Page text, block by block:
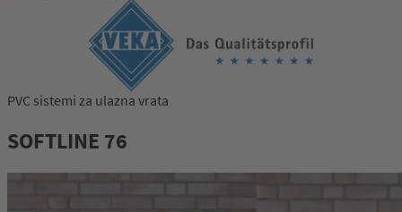
PVC sistemi za ulazna vrata
SOFTLINE 76